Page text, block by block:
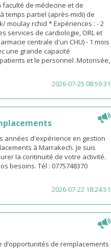
de médecine et de
temps partiel (après-midi) de
moulay rchid * Expériences : - 2
services de cardiologie, ORL et
centrale d'un CHU) - 1 mois
une grande capacité
et le personnel .Motorisée,
2026-07-25 08:59:31
années d'expérience en gestion
à Marrakech. Je suis
la continuité de votre activité.
besoins. Tél : 0775748370
2026-07-22 18:24:51
de remplacements